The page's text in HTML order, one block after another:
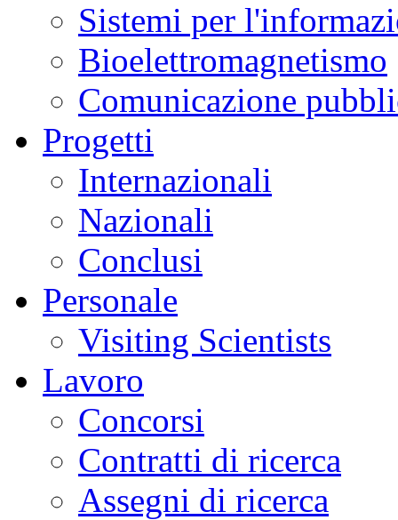
Sistemi per
Bioelettromagnetismo
Comunicazione
Progetti
Internazionali
Nazionali
Conclusi
Personale
Visiting Scientists
Lavoro
Concorsi
Contratti di ricerca
Assegni di ricerca